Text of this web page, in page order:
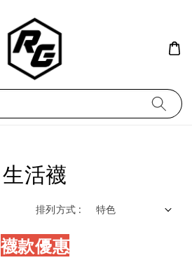
生活襪
排列方式 :
襪款優惠